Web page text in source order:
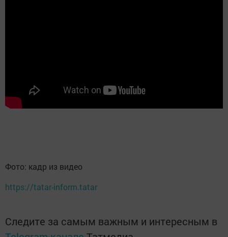
Фото: кадр из видео
https://tatar-inform.tatar
Следите за самым важным и интересным в